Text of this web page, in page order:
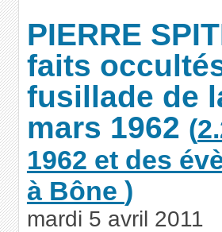
PIERRE
faits
fusillade de
mars 1962 (
1962 et des
à Bône )
mardi 5 avril 2011